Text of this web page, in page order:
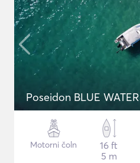
Poseidon BLUE
Motorni čoln
16 ft
5 m